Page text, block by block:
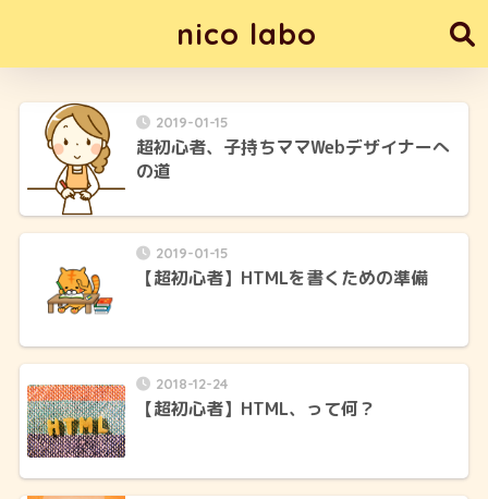
nico labo
2019-01-15
超初心者、子持ちママWebデザイナーへ
の道
2019-01-15
【超初心者】HTMLを書くための準備
2018-12-24
【超初心者】HTML、って何？